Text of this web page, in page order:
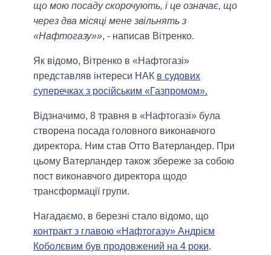
що мою посаду скорочують, і це означає, що
через два місяці мене звільнять з
«Нафтогазу»», - написав Вітренко.
Як відомо, Вітренко в «Нафтогазі»
представляв інтереси НАК в судових
суперечках з російським «Газпромом».
Відзначимо, 8 травня в «Нафтогазі» була
створена посада головного виконавчого
директора. Ним став Отто Ватерландер. При
цьому Ватерландер також збереже за собою
пост виконавчого директора щодо
трансформації групи.
Нагадаємо, в березні стало відомо, що
контракт з главою «Нафтогазу» Андрієм
Коболєвим був продовжений на 4 роки.